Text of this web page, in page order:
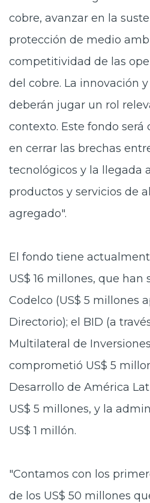
cobre, avanzar en la
protección de medio
competitividad de las
del cobre. La innovación
deberán jugar un rol
contexto. Este fondo será
en cerrar las brechas
tecnológicos y la llegada
productos y servicios de
agregado".
El fondo tiene
US$ 16 millones, que
Codelco (US$ 5 millones
Directorio); el BID (a
Multilateral de
comprometió US$ 5
Desarrollo de América
US$ 5 millones, y la
US$ 1 millón.
"Contamos con los
de los US$ 50 millones